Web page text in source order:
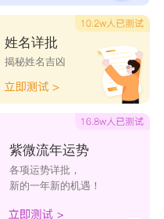
姓名详批
揭秘姓名吉凶
紫微流年运势
各项运势详批，
新的一年新的机遇！